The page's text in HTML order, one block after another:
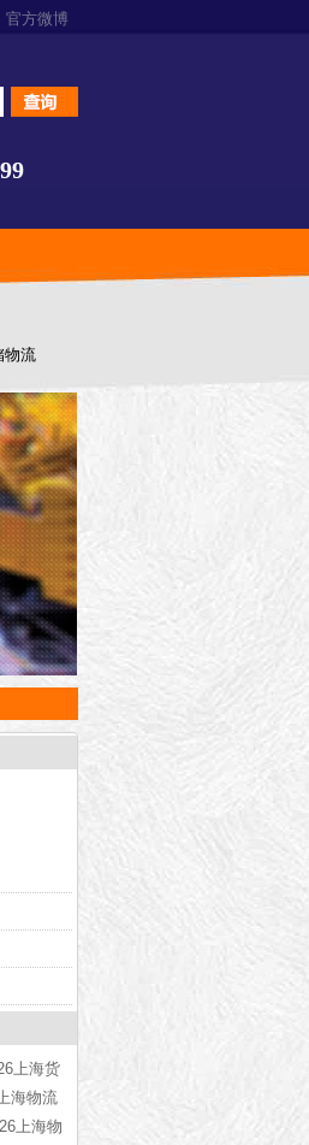
官方微博
物流
上海货
海物流
上海物